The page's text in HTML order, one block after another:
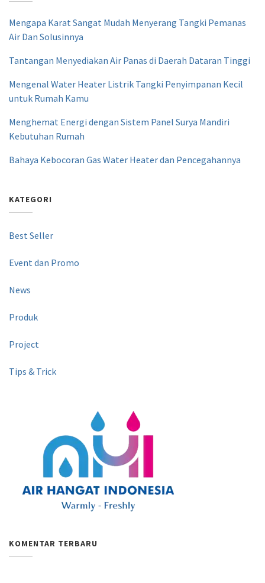
Mengapa Karat Sangat Mudah Menyerang Tangki Pemanas
Air Dan Solusinnya
Tantangan Menyediakan Air Panas di Daerah Dataran Tinggi
Mengenal Water Heater Listrik Tangki Penyimpanan Kecil
untuk Rumah Kamu
Menghemat Energi dengan Sistem Panel Surya Mandiri
Kebutuhan Rumah
Bahaya Kebocoran Gas Water Heater dan Pencegahannya
KATEGORI
Best Seller
Event dan Promo
News
Produk
Project
Tips & Trick
KOMENTAR TERBARU